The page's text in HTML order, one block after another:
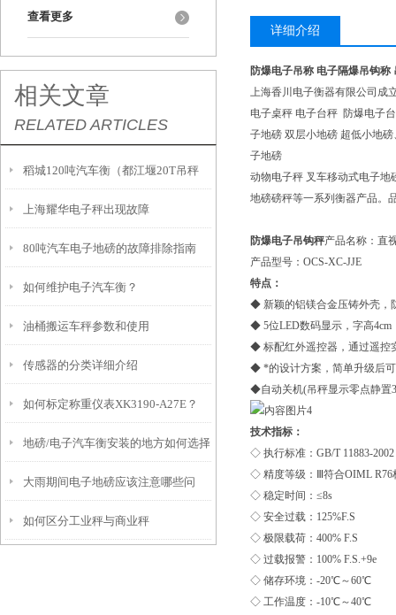
查看更多
相关文章
RELATED ARTICLES
稻城120吨汽车衡（都江堰20T吊秤
（宝兴200T地磅）石屏汽车衡维修
上海耀华电子秤出现故障
80吨汽车电子地磅的故障排除指南
如何维护电子汽车衡？
油桶搬运车秤参数和使用
传感器的分类详细介绍
如何标定称重仪表XK3190-A27E？
地磅/电子汽车衡安装的地方如何选择
大雨期间电子地磅应该注意哪些问
题？
如何区分工业秤与商业秤
详细介绍
防爆电子吊称 电子隔爆吊钩称
上海香川电子衡器有限公司成
电子桌秤 电子台秤 防爆电子
子地磅 双层小地磅 超低小地
子地磅
动物电子秤 叉车移动式电子地
地磅磅秤等一系列衡器产品。
防爆电子吊钩秤产品名称：直
产品型号：OCS-XC-JJE
特点：
◆ 新颖的铝镁合金压铸外壳，
◆ 5位LED数码显示，字高4cm
◆ 标配红外遥控器，通过遥控
◆ *的设计方案，简单升级后
◆自动关机(吊秤显示零点静置
技术指标：
◇ 执行标准：GB/T 11883-2002
◇ 精度等级：Ⅲ符合OIML R76
◇ 稳定时间：≤8s
◇ 安全过载：125%F.S
◇ 极限载荷：400% F.S
◇ 过载报警：100% F.S.+9e
◇ 储存环境：-20℃～60℃
◇ 工作温度：-10℃～40℃